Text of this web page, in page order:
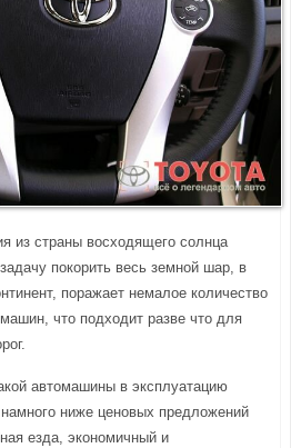
из страны восходящего солнца
покорить весь земной шар, в
поражает немалое количество
что подходит разве что для
автомашины в эксплуатацию
ниже ценовых предложений
езда, экономичный и